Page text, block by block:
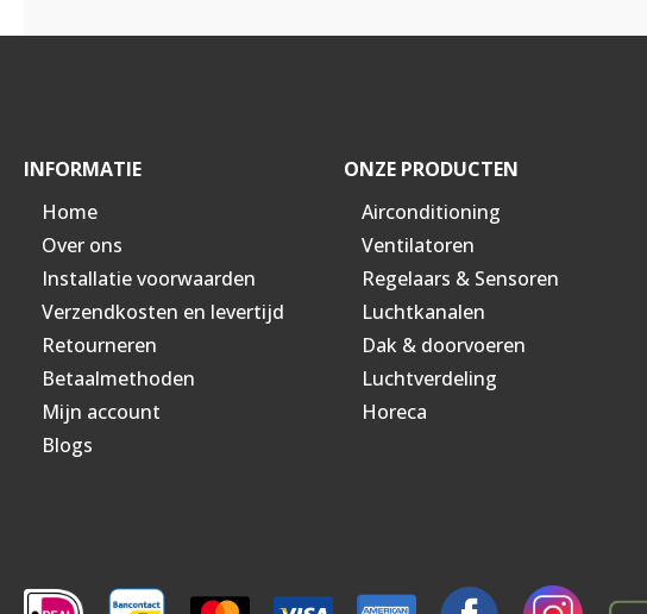
INFORMATIE
Home
Over ons
Installatie voorwaarden
Verzendkosten en levertijd
Retourneren
Betaalmethoden
Mijn account
Blogs
ONZE PRODUCTEN
Airconditioning
Ventilatoren
Regelaars & Sensoren
Luchtkanalen
Dak & doorvoeren
Luchtverdeling
Horeca